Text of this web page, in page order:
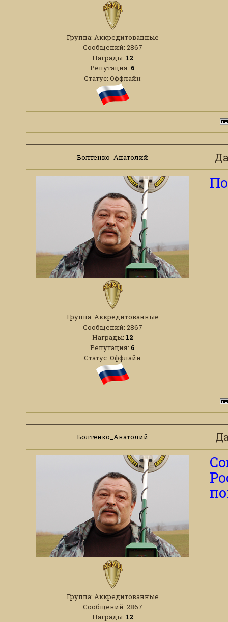
Группа: Аккредитованные
Сообщений: 2867
Награды: 12
Репутация: 6
Статус: Оффлайн
Болтенко_Анатолий
Группа: Аккредитованные
Сообщений: 2867
Награды: 12
Репутация: 6
Статус: Оффлайн
Болтенко_Анатолий
Группа: Аккредитованные
Сообщений: 2867
Награды: 12